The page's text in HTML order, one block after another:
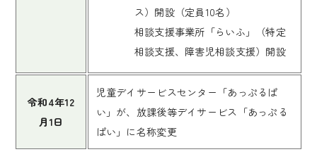
ス）開設（定員10名）
相談支援事業所「らいふ」（特定
相談支援、障害児相談支援）開設
令和4年12
月1日
児童デイサービスセンター「あっぷるぱ
い」が、放課後等デイサービス「あっぷる
ぱい」に名称変更